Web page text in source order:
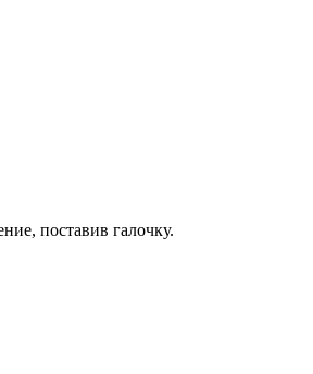
поставив галочку.